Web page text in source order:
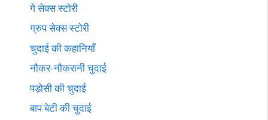
गे सेक्स स्टोरी
ग्रुप सेक्स स्टोरी
चुदाई की कहानियाँ
नौकर-नौकरानी चुदाई
पड़ोसी की चुदाई
बाप बेटी की चुदाई